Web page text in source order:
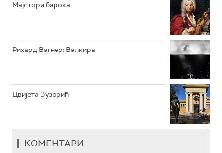
Мајстори барока
Рихард Вагнер: Валкира
Цвијета Зузорић
КОМЕНТАРИ